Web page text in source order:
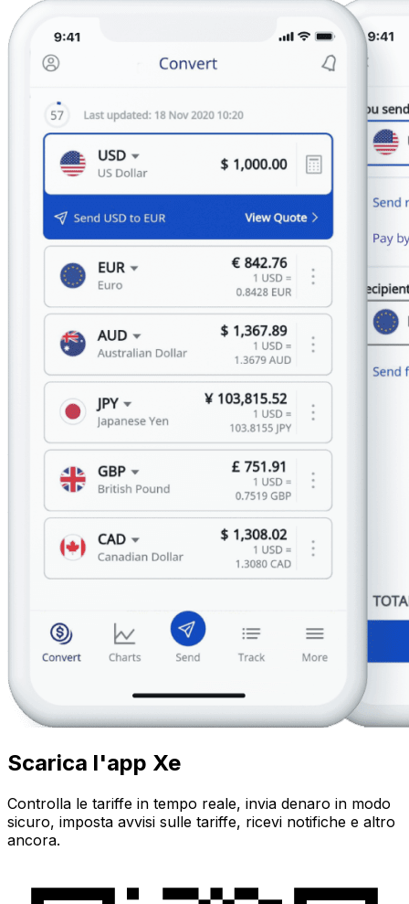
Scarica l'app Xe
Controlla le tariffe in tempo reale, invia denaro in modo
sicuro, imposta avvisi sulle tariffe, ricevi notifiche e altro
ancora.